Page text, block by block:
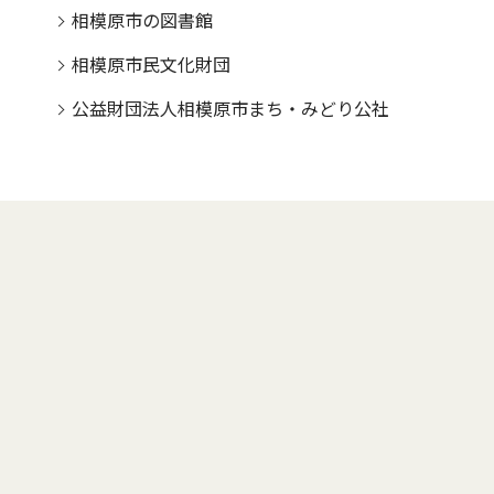
相模原市の図書館
相模原市民文化財団
公益財団法人相模原市まち・みどり公社